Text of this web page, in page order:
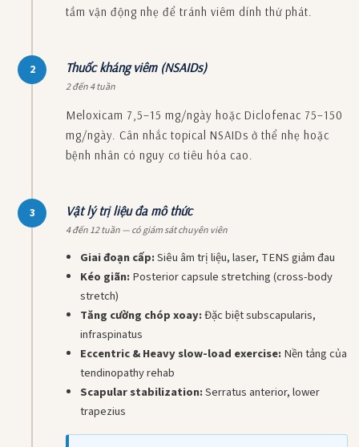
tầm vận động nhẹ để tránh viêm dính thứ phát.
2 Thuốc kháng viêm (NSAIDs)
2 đến 4 tuần
Meloxicam 7,5–15 mg/ngày hoặc Diclofenac 75–150
mg/ngày. Cân nhắc topical NSAIDs ở thể nhẹ hoặc
bệnh nhân có nguy cơ tiêu hóa cao.
3 Vật lý trị liệu đa mô thức
4 đến 12 tuần — có giám sát chuyên viên
Giai đoạn cấp:Siêu âm trị liệu, laser, TENS giảm đau
Kéo giãn:Posterior capsule stretching (cross-body
stretch)
Tăng cường chóp xoay:Đặc biệt subscapularis,
infraspinatus
Eccentric & Heavy slow-load exercise:Nền tảng của
tendinopathy rehab
Scapular stabilization:Serratus anterior, lower
trapezius